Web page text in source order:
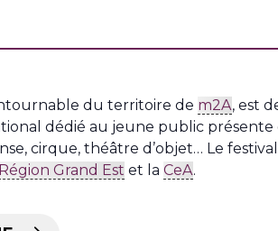
du territoire de m2A, est
dédié au jeune public
cirque, théâtre d’objet… Le
Région Grand Est et la CeA.